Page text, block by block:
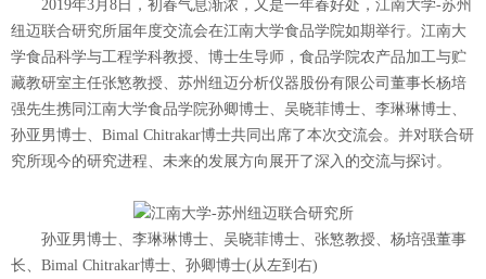
2019年3月8日，初春气息渐浓，又是一年春好处，江南大学-苏州
纽迈联合研究所届年度交流会在江南大学食品学院如期举行。江南大
学食品科学与工程学科教授、博士生导师，食品学院农产品加工与贮
藏教研室主任张慜教授、苏州纽迈分析仪器股份有限公司董事长杨培
强先生携同江南大学食品学院孙卿博士、吴晓菲博士、李琳琳博士、
孙亚男博士、Bimal Chitrakar博士共同出席了本次交流会。并对联合研
究所现今的研究进程、未来的发展方向展开了深入的交流与探讨。
孙亚男博士、李琳琳博士、吴晓菲博士、张慜教授、杨培强董事
长、Bimal Chitrakar博士、孙卿博士(从左到右)